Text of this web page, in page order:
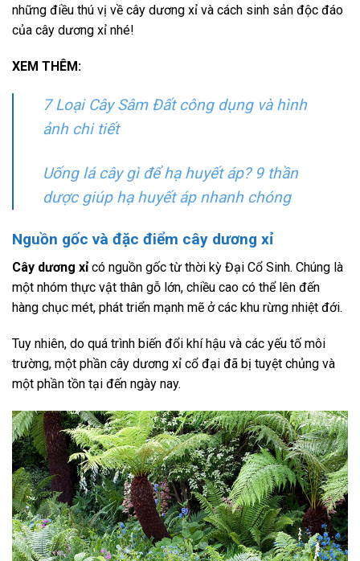
những điều thú vị về cây dương xỉ và cách sinh sản độc đáo
của cây dương xỉ nhé!
XEM THÊM:
7 Loại Cây Sâm Đất công dụng và hình
ảnh chi tiết
Uống lá cây gì để hạ huyết áp? 9 thần
dược giúp hạ huyết áp nhanh chóng
Nguồn gốc và đặc điểm cây dương xỉ
Cây dương xỉcó nguồn gốc từ thời kỳ Đại Cổ Sinh. Chúng là
một nhóm thực vật thân gỗ lớn, chiều cao có thể lên đến
hàng chục mét, phát triển mạnh mẽ ở các khu rừng nhiệt đới.
Tuy nhiên, do quá trình biến đổi khí hậu và các yếu tố môi
trường, một phần cây dương xỉ cổ đại đã bị tuyệt chủng và
một phần tồn tại đến ngày nay.